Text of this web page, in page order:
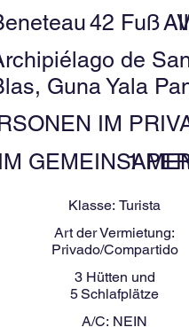
42 Fuß
de
Guna Yala
IM
Klasse: Turista
Art der Vermietung:
Privado/Compartido
3 Hütten und
5Schlafplätze
A/C: NEIN
1